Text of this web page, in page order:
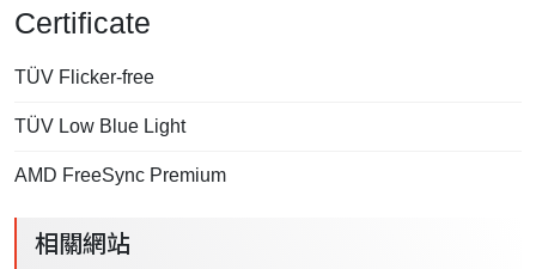
Certificate
TÜV Flicker-free
TÜV Low Blue Light
AMD FreeSync Premium
相關網站